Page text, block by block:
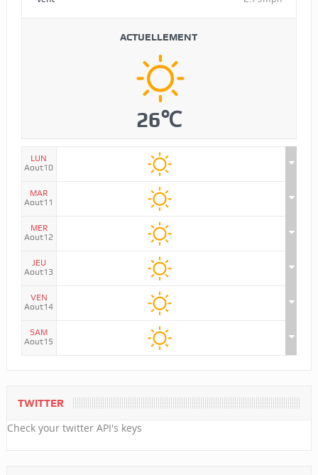
ACTUELLEMENT
26℃
LUN
Aout10
MAR
Aout11
MER
Aout12
JEU
Aout13
VEN
Aout14
SAM
Aout15
TWITTER
Check your twitter API's keys